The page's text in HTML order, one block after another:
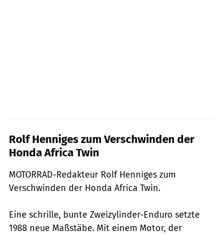
Rolf Henniges zum Verschwinden der
Honda Africa Twin
MOTORRAD-Redakteur Rolf Henniges zum
Verschwinden der Honda Africa Twin.
Eine schrille, bunte Zweizylinder-Enduro setzte
1988 neue Maßstäbe. Mit einem Motor, der